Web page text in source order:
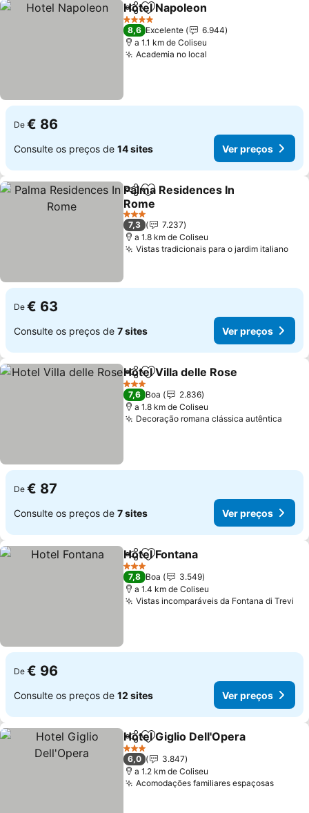
PartilharAdicionar aos favoritos
Hotel Napoleon
4 Estrelas
8,6 Excelente
6.944
a 1.1 km de Coliseu
Academia no local
De € 86
Consulte os preços de 14 sites Ver preços
PartilharAdicionar aos favoritos
Palma Residences In
Rome
3 Estrelas
7,3
7.237
a 1.8 km de Coliseu
Vistas tradicionais para o jardim italiano
De € 63
Consulte os preços de 7 sites Ver preços
PartilharAdicionar aos favoritos
Hotel Villa delle Rose
3 Estrelas
7,6 Boa
2.836
a 1.8 km de Coliseu
Decoração romana clássica autêntica
De € 87
Consulte os preços de 7 sites Ver preços
PartilharAdicionar aos favoritos
Hotel Fontana
3 Estrelas
7,8 Boa
3.549
a 1.4 km de Coliseu
Vistas incomparáveis da Fontana di Trevi
De € 96
Consulte os preços de 12 sites Ver preços
PartilharAdicionar aos favoritos
Hotel Giglio Dell'Opera
3 Estrelas
6,0
3.847
a 1.2 km de Coliseu
Acomodações familiares espaçosas